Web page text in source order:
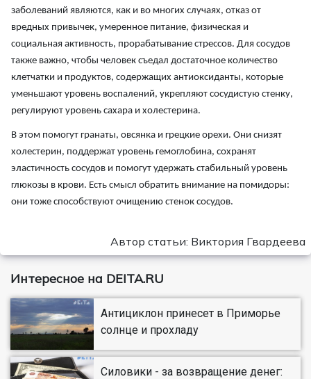
заболеваний являются, как и во многих случаях, отказ от
вредных привычек, умеренное питание, физическая и
социальная активность, прорабатывание стрессов. Для сосудов
также важно, чтобы человек съедал достаточное количество
клетчатки и продуктов, содержащих антиоксиданты, которые
уменьшают уровень воспалений, укрепляют сосудистую стенку,
регулируют уровень сахара и холестерина.
В этом помогут гранаты, овсянка и грецкие орехи. Они снизят
холестерин, поддержат уровень гемоглобина, сохранят
эластичность сосудов и помогут удержать стабильный уровень
глюкозы в крови. Есть смысл обратить внимание на помидоры:
они тоже способствуют очищению стенок сосудов.
Автор статьи: Виктория Гвардеева
Интересное на DEITA.RU
Антициклон принесет в Приморье
солнце и прохладу
Силовики - за возвращение денег: